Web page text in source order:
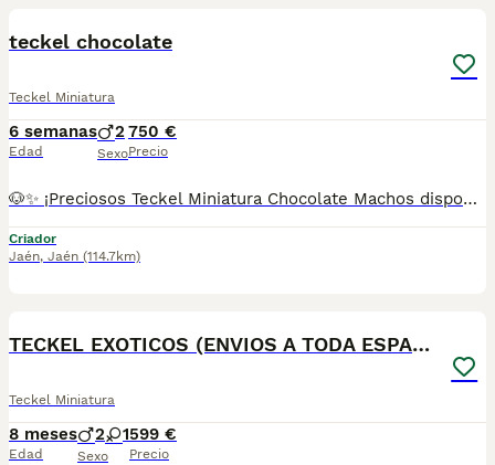
teckel chocolate
Teckel Miniatura
6 semanas
Edad
2
Sexo
750 €
Precio
🐶✨ ¡Preciosos Teckel Miniatura Chocolate Machos disponibles! ✨🐶 Buscan una familia responsable y cariñosa. Son cachorros de Teckel Miniatura de color chocolate, criados con todas las garantías. ✔ Se entregan con: * Vacunas correspondientes a su edad. * Desparasitaciones al día. * Cartilla veterinaria. * Contrato de garantía. * Procedentes de centro canino autorizado con núcleo zoológico en Jaén. 📍 Centro canino en Jaén. 📞 Más información y reservas: 678 16 74 99. ¡No dejes pasar la oportunidad de llevarte a casa un compañero único y lleno de amor! ❤️🐾
Criador
Jaén, Jaén (114.7km)
TECKEL EXOTICOS (ENVIOS A TODA ESPAÑA)
Teckel Miniatura
8 meses
Edad
2 1
Sexo
599 €
Precio